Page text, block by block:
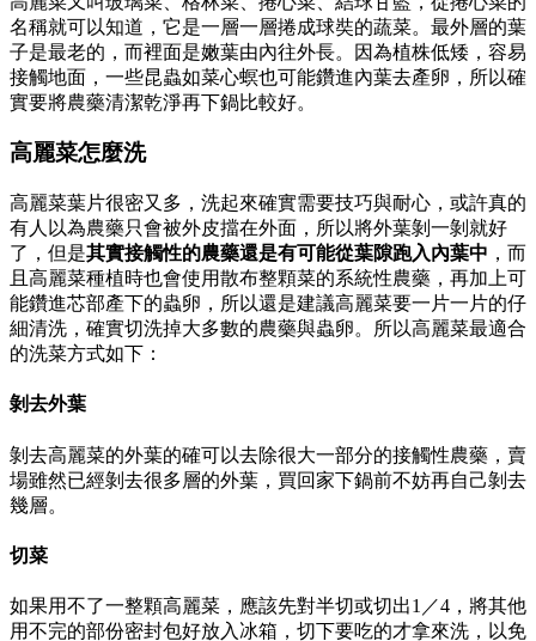
名稱就可以知道，它是一層一層捲成球奘的蔬菜。最外層的葉
子是最老的，而裡面是嫩葉由內往外長。因為植株低矮，容易
接觸地面，一些昆蟲如菜心螟也可能鑽進內葉去產卵，所以確
實要將農藥清潔乾淨再下鍋比較好。
高麗菜怎麼洗
高麗菜葉片很密又多，洗起來確實需要技巧與耐心，或許真的
有人以為農藥只會被外皮擋在外面，所以將外葉剝一剝就好
了，但是其實接觸性的農藥還是有可能從葉隙跑入內葉中 ，而
且高麗菜種植時也會使用散布整顆菜的系統性農藥，再加上可
能鑽進芯部產下的蟲卵，所以還是建議高麗菜要一片一片的仔
細清洗，確實切洗掉大多數的農藥與蟲卵。所以高麗菜最適合
的洗菜方式如下：
剝去外葉
剝去高麗菜的外葉的確可以去除很大一部分的接觸性農藥，賣
場雖然已經剝去很多層的外葉，買回家下鍋前不妨再自己剝去
幾層。
切菜
如果用不了一整顆高麗菜，應該先對半切或切出1／4，將其他
用不完的部份密封包好放入冰箱，切下要吃的才拿來洗，以免